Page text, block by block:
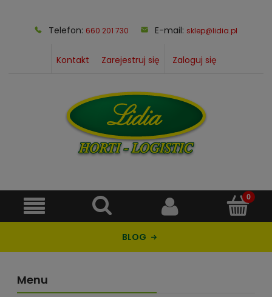
Telefon: 660 201 730 E-mail: sklep@lidia.pl
Kontakt Zarejestruj się Zaloguj się
BLOG
Menu